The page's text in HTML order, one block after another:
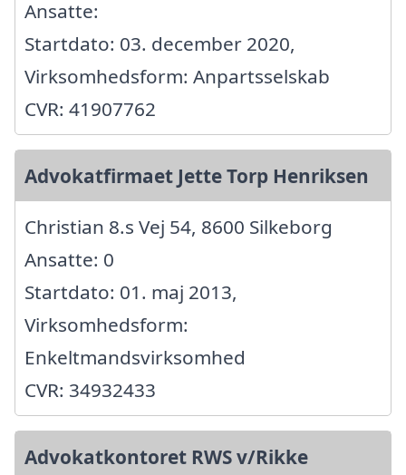
Ansatte:
Startdato: 03. december 2020,
Virksomhedsform: Anpartsselskab
CVR: 41907762
Advokatfirmaet Jette Torp Henriksen
Christian 8.s Vej 54, 8600 Silkeborg
Ansatte: 0
Startdato: 01. maj 2013,
Virksomhedsform:
Enkeltmandsvirksomhed
CVR: 34932433
Advokatkontoret RWS v/Rikke